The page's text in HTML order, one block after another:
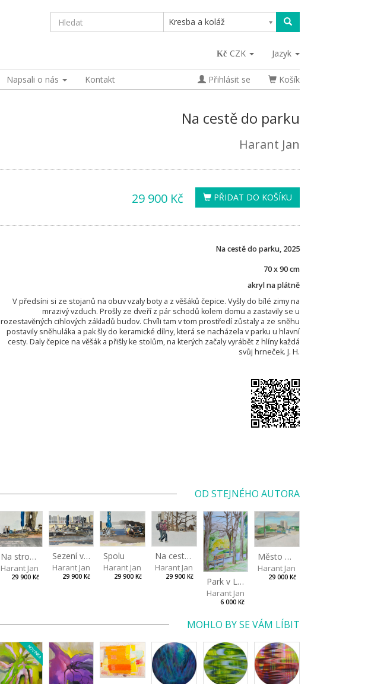
Kresba a koláž
CZK Jazyk
Napsali o nás Kontakt Přihlásit se Košík
Na cestě do parku
Harant Jan
PŘIDAT DO KOŠÍKU
29 900 Kč
Na cestě do parku, 2025
70 x 90 cm
akryl na plátně
V předsíni si ze stojanů na obuv vzaly boty a z věšáků čepice. Vyšly do bílé zimy na
mrazivý vzduch. Prošly ze dveří z pár schodů kolem domu a zastavily se u
rozestavěných cihlových základů budov. Chvíli tam v tom prostředí zůstaly a ze sněhu
postavily sněhuláka a pak šly do keramické dílny, která se nacházela v parku u hlavní
cesty. Daly čepice na věšák a přišly ke stolům, na kterých začaly vyrábět z hlíny každá
svůj hrneček. J. H.
OD STEJNÉHO AUTORA
Na stromových lavicích
Harant Jan
29 900 Kč
Sezení venku pod velkým stromem
Harant Jan
29 900 Kč
Spolu
Harant Jan
29 900 Kč
Na cestě do parku
Harant Jan
29 900 Kč Park v Liberci II
Harant Jan
6 000 Kč
Město pod širým nebem
Harant Jan
29 000 Kč
MOHLO BY SE VÁM LÍBIT
NOVINKA